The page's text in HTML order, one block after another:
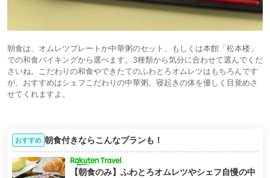
朝食は、オムレツプレートか中華粥のセット、もしくは本館「松本楼」
での和食バイキングから選べます。3種類から気分に合わせて選んでくだ
さいね。こだわりの和食やできたてのふわとろオムレツはもちろんです
が、おすすめはシェフこだわりの中華粥。寝起きの体を優しく目覚めさ
せてくれますよ。
おすすめ 朝食付きならこんなプランも！
【朝食のみ】ふわとろオムレツやシェフ自慢の中